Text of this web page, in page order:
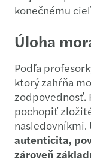
konečnému
Úloha
Podľa
ktorý zahŕňa
zodpovednosť.
pochopiť
nasledovníkmi.
autenticita,
zároveň